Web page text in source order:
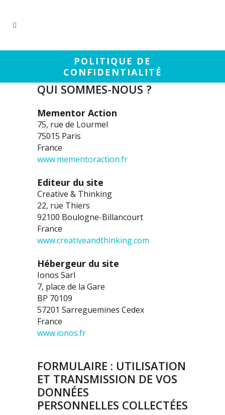
POLITIQUE DE
CONFIDENTIALITÉ
QUI SOMMES-NOUS ?
Mementor Action
75, rue de Lourmel
75015 Paris
France
www.mementoraction.fr
Editeur du site
Creative & Thinking
22, rue Thiers
92100 Boulogne-Billancourt
France
www.creativeandthinking.com
Hébergeur du site
Ionos Sarl
7, place de la Gare
BP 70109
57201 Sarreguemines Cedex
France
www.ionos.fr
FORMULAIRE : UTILISATION
ET TRANSMISSION DE VOS
DONNÉES
PERSONNELLES COLLECTÉES